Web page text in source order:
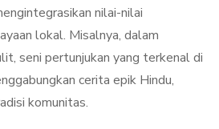
nilai-nilai
lokal. Misalnya, dalam
seni pertunjukan yang terkenal di
cerita epik Hindu,
komunitas.